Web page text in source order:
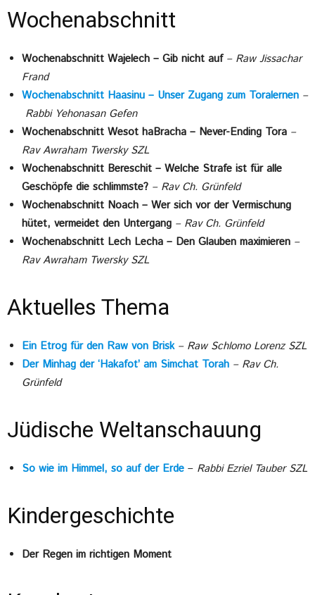
Wochenabschnitt
Wochenabschnitt Wajelech – Gib nicht auf– Raw Jissachar
Frand
Wochenabschnitt Haasinu – Unser Zugang zum Toralernen –
Rabbi Yehonasan Gefen
Wochenabschnitt Wesot haBracha – Never-Ending Tora –
Rav Awraham Twersky SZL
Wochenabschnitt Bereschit – Welche Strafe ist für alle
Geschöpfe die schlimmste? – Rav Ch. Grünfeld
Wochenabschnitt Noach – Wer sich vor der Vermischung
hütet, vermeidet den Untergang – Rav Ch. Grünfeld
Wochenabschnitt Lech Lecha – Den Glauben maximieren –
Rav Awraham Twersky SZL
Aktuelles Thema
Ein Etrog für den Raw von Brisk – Raw Schlomo Lorenz SZL
Der Minhag der ‘Hakafot’ am Simchat Torah – Rav Ch.
Grünfeld
Jüdische Weltanschauung
So wie im Himmel, so auf der Erde – Rabbi Ezriel Tauber SZL
Kindergeschichte
Der Regen im richtigen Moment